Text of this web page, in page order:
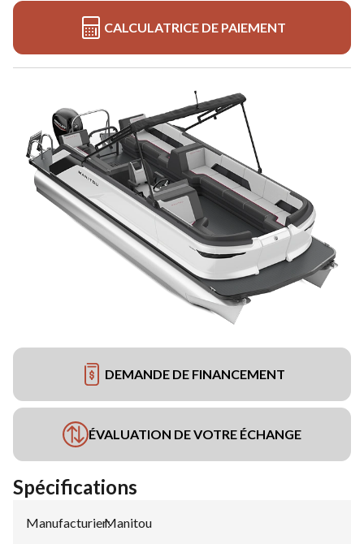
CALCULATRICE DE PAIEMENT
DEMANDE DE FINANCEMENT
ÉVALUATION DE VOTRE ÉCHANGE
Spécifications
Manufacturier:
Manitou